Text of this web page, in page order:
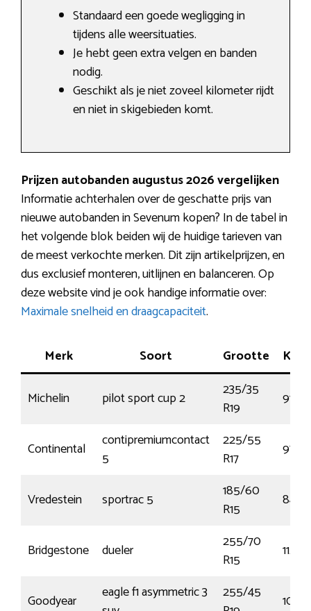
Standaard een goede wegligging in
tijdens alle weersituaties.
Je hebt geen extra velgen en banden
nodig.
Geschikt als je niet zoveel kilometer rijdt
en niet in skigebieden komt.
Prijzen autobanden augustus 2026 vergelijken
Informatie achterhalen over de geschatte prijs van
nieuwe autobanden in Sevenum kopen? In de tabel in
het volgende blok beiden wij de huidige tarieven van
de meest verkochte merken. Dit zijn artikelprijzen, en
dus exclusief monteren, uitlijnen en balanceren. Op
deze website vind je ook handige informatie over:
Maximale snelheid en draagcapaciteit.
Merk Soort Grootte
Michelin pilot sport cup 2
235/35
R19
91Y
Continental
contipremiumcontact
5
225/55
R17
97W
Vredestein sportrac 5
185/60
R15
84H
Bridgestone dueler
255/70
R15
112S
Goodyear
eagle f1 asymmetric 3
255/45
100V